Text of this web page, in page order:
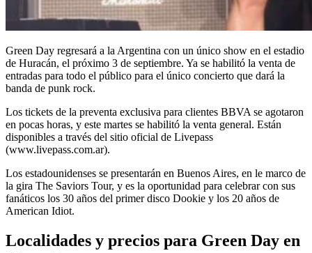
Green Day regresará a la Argentina con un único show en el estadio
de Huracán, el próximo 3 de septiembre. Ya se habilitó la venta de
entradas para todo el público para el único concierto que dará la
banda de punk rock.
Los tickets de la preventa exclusiva para clientes BBVA se agotaron
en pocas horas, y este martes se habilitó la venta general. Están
disponibles a través del sitio oficial de Livepass
(www.livepass.com.ar).
Los estadounidenses se presentarán en Buenos Aires, en le marco de
la gira The Saviors Tour, y es la oportunidad para celebrar con sus
fanáticos los 30 años del primer disco Dookie y los 20 años de
American Idiot.
Localidades y precios para Green Day en